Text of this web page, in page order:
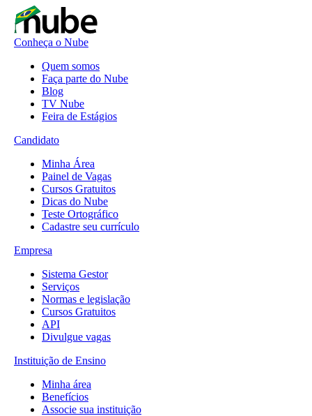
Conheça o Nube
Quem somos
Faça parte do Nube
Blog
TV Nube
Feira de Estágios
Candidato
Minha Área
Painel de Vagas
Cursos Gratuitos
Dicas do Nube
Teste Ortográfico
Cadastre seu currículo
Empresa
Sistema Gestor
Serviços
Normas e legislação
Cursos Gratuitos
API
Divulgue vagas
Instituição de Ensino
Minha área
Benefícios
Associe sua instituição